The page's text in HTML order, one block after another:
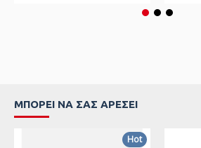
ΜΠΟΡΕΊ ΝΑ ΣΑΣ ΑΡΈΣΕΙ
Hot